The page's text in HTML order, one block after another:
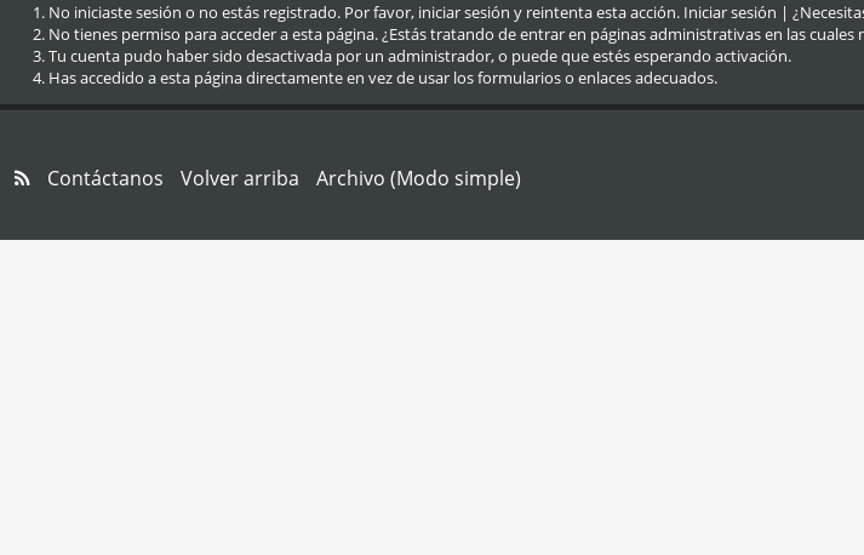
No iniciaste sesión o no estás registrado. Por favor, iniciar sesión y reintenta esta acción. Iniciar sesión |
No tienes permiso para acceder a esta página. ¿Estás tratando de entrar en páginas administrativas en las
Tu cuenta pudo haber sido desactivada por un administrador, o puede que estés esperando activación.
Has accedido a esta página directamente en vez de usar los formularios o enlaces adecuados.
Contáctanos Volver arriba Archivo (Modo simple)